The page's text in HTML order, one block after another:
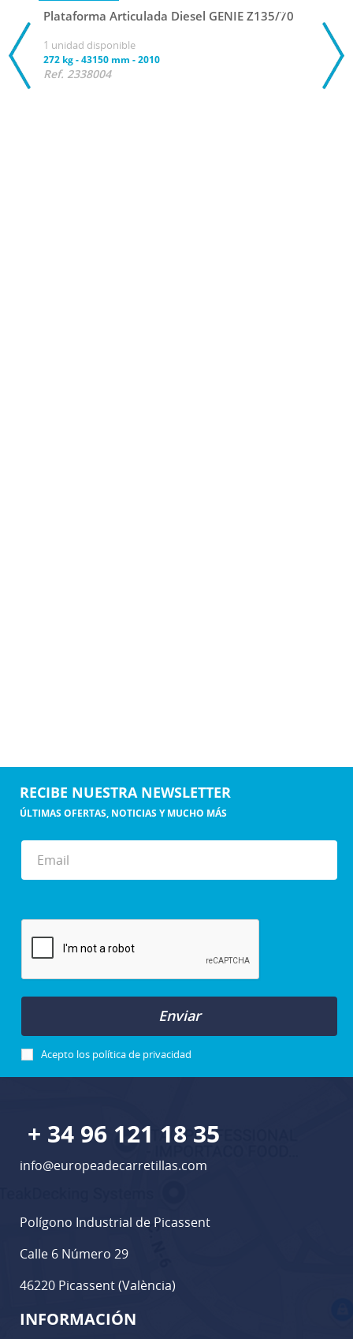
Plataforma Articulada Diesel GENIE Z135/70
1 unidad disponible
272 kg-43150 mm -2010
Ref. 2338004
RECIBE NUESTRA NEWSLETTER
ÚLTIMAS OFERTAS, NOTICIAS Y MUCHO MÁS
Enviar
Acepto los política de privacidad
+ 34 96 121 18 35
info@europeadecarretillas.com
Polígono Industrial de Picassent
Calle 6 Número 29
46220 Picassent (València)
INFORMACIÓN